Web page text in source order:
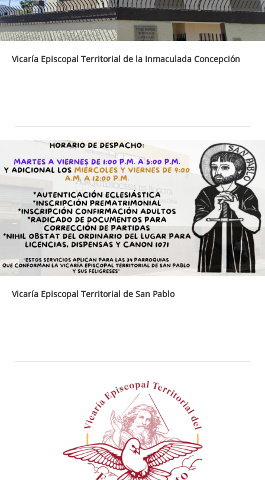
Vicaría Episcopal Territorial de la Inmaculada Concepción
Vicaría Episcopal Territorial de San Pablo